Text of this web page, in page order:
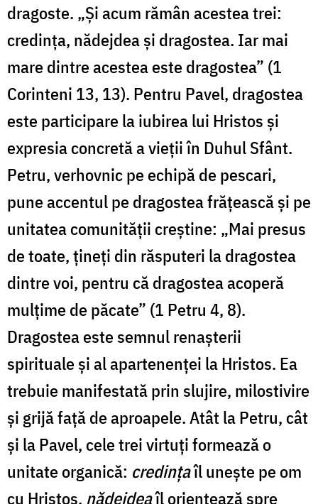
dragoste. „Și acum rămân acestea trei:
credința, nădejdea și dragostea. Iar mai
mare dintre acestea este dragostea” (1
Corinteni 13, 13). Pentru Pavel, dragostea
este participare la iubirea lui Hristos și
expresia concretă a vieții în Duhul Sfânt.
Petru, verhovnic pe echipă de pescari,
pune accentul pe dragostea frățească și pe
unitatea comunității creștine: „Mai presus
de toate, țineți din răsputeri la dragostea
dintre voi, pentru că dragostea acoperă
mulțime de păcate” (1 Petru 4, 8).
Dragostea este semnul renașterii
spirituale și al apartenenței la Hristos. Ea
trebuie manifestată prin slujire, milostivire
și grijă față de aproapele. Atât la Petru, cât
și la Pavel, cele trei virtuți formează o
unitate organică: credințaîl unește pe om
cu Hristos, nădejdeaîl orientează spre